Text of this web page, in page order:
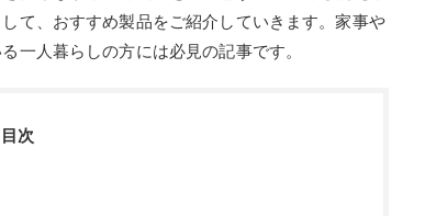
て、おすすめ製品をご紹介していきます。家事や
一人暮らしの方には必見の記事です。
目次